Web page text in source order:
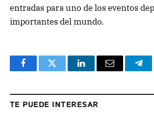
entradas para uno de los eventos
importantes del mundo.
FacebookTwitter LinkedInEmail
TE PUEDE INTERESAR